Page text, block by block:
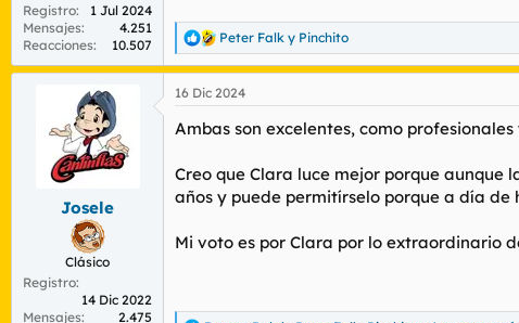
Registro
1 Jul 2024
Mensajes
4.251
Reacciones
10.507
R
e
a
c
i
n
e
s
Peter Falk y Pinchito
Josele
Clásico
Registro
14 Dic 2022
Mensajes
2.475
16 Dic 2024
Ambas son excelentes, como profesionales
Creo que Clara luce mejor porque aunque
años y puede permitírselo porque a día de
Mi voto es por Clara por lo extraordinario